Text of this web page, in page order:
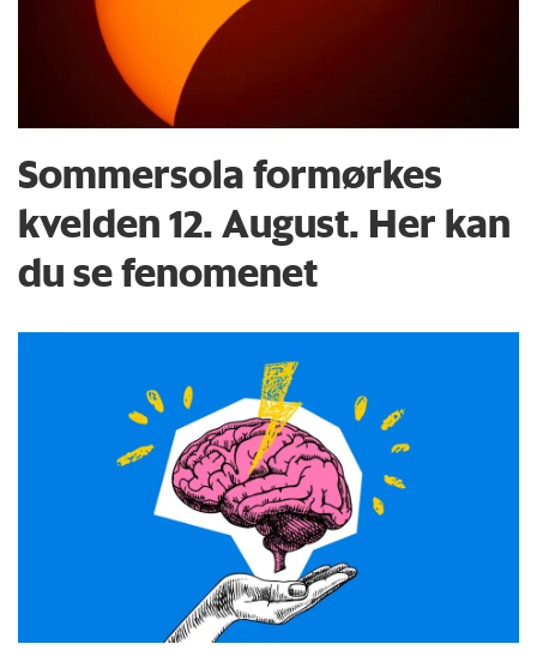
Sommersola formørkes
kvelden 12. August. Her kan
du se fenomenet